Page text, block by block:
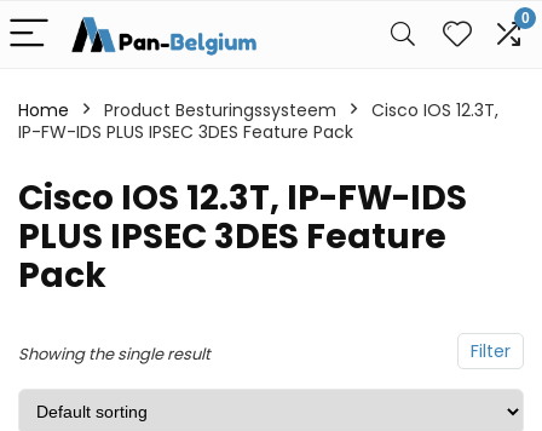
0
Home Product Besturingssysteem
Cisco IOS 12.3T,
IP-FW-IDS PLUS IPSEC 3DES Feature Pack
Cisco IOS 12.3T, IP-FW-IDS
PLUS IPSEC 3DES Feature
Pack
Filter
Showing the single result